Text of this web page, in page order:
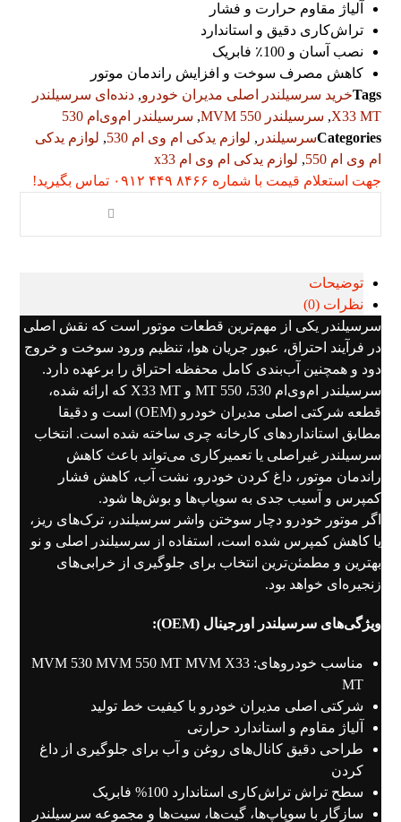
آلیاژ مقاوم حرارت و فشار
تراش‌کاری دقیق و استاندارد
نصب آسان و 100٪ فابریک
کاهش مصرف سوخت و افزایش راندمان موتور
Tagsخرید سرسیلندر اصلی مدیران خودرو,دنده‌ای سرسیلندر
X33 MT
, سرسیلندر MVM 550 , سرسیلندر ام‌وی‌ام 530
Categoriesسرسیلندر , لوازم یدکی ام وی ام 530 , لوازم یدکی
ام وی ام 550
, لوازم یدکی ام وی ام x33
جهت استعلام قیمت با شماره ۸۴۶۶ ۴۴۹ ۰۹۱۲ تماس بگیرید!
توضیحات
نظرات (0)
سرسیلندر یکی از مهم‌ترین قطعات موتور است که نقش اصلی
در فرآیند احتراق، عبور جریان هوا، تنظیم ورود سوخت و خروج
دود و همچنین آب‌بندی کامل محفظه احتراق را برعهده دارد.
سرسیلندر ام‌وی‌ام 530، 550 MT و X33 MT که ارائه شده،
قطعه شرکتی اصلی مدیران خودرو (OEM) است و دقیقا
مطابق استانداردهای کارخانه چری ساخته شده است. انتخاب
سرسیلندر غیراصلی یا تعمیرکاری می‌تواند باعث کاهش
راندمان موتور، داغ کردن خودرو، نشت آب، کاهش فشار
کمپرس و آسیب جدی به سوپاپ‌ها و بوش‌ها شود.
اگر موتور خودرو دچار سوختن واشر سرسیلندر، ترک‌های ریز،
یا کاهش کمپرس شده است، استفاده از سرسیلندر اصلی و نو
بهترین و مطمئن‌ترین انتخاب برای جلوگیری از خرابی‌های
زنجیره‌ای خواهد بود.
ویژگی‌های سرسیلندر اورجینال (OEM):
مناسب خودروهای: MVM 530 MVM 550 MT MVM X33
MT
شرکتی اصلی مدیران خودرو با کیفیت خط تولید
آلیاژ مقاوم و استاندارد حرارتی
طراحی دقیق کانال‌های روغن و آب برای جلوگیری از داغ
کردن
سطح تراش تراش‌کاری استاندارد 100% فابریک
سازگار با سوپاپ‌ها، گیت‌ها، سیت‌ها و مجموعه سرسیلندر